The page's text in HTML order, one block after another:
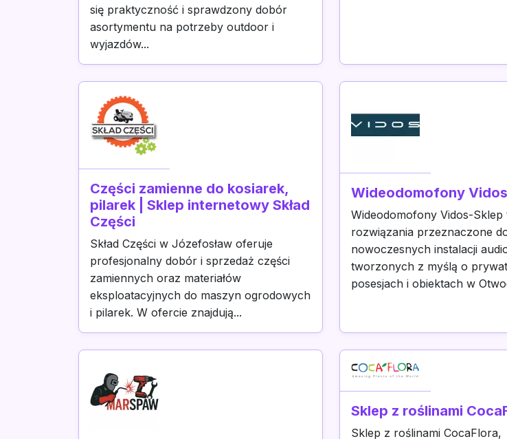
się praktyczność i sprawdzony dobór
asortymentu na potrzeby outdoor i
wyjazdów...
Części zamienne do kosiarek,
pilarek | Sklep internetowy Skład
Części
Skład Części w Józefosław oferuje
profesjonalny dobór i sprzedaż części
zamiennych oraz materiałów
eksploatacyjnych do maszyn ogrodowych
i pilarek. W ofercie znajdują...
Wideodomofony
Wideodomofony Vidos-Sklep
rozwiązania przeznaczone
nowoczesnych instalacji
tworzonych z myślą o
posesjach i obiektach w
Sklep z roślinami
Sklep z roślinami CocaFlora,